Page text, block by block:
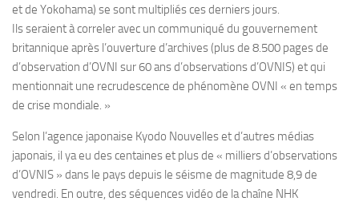
et de Yokohama) se sont multipliés ces derniers jours.
Ils seraient à correler avec un communiqué du gouvernement
britannique après l’ouverture d’archives (plus de 8.500 pages de
d’observation d’OVNI sur 60 ans d’observations d’OVNIS) et qui
mentionnait une recrudescence de phénomène OVNI « en temps
de crise mondiale. »
Selon l’agence japonaise Kyodo Nouvelles et d’autres médias
japonais, il ya eu des centaines et plus de « milliers d’observations
d’OVNIS » dans le pays depuis le séisme de magnitude 8,9 de
vendredi. En outre, des séquences vidéo de la chaîne NHK